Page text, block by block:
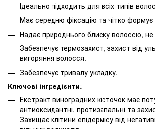
Ідеально підходить для всіх типів
Має середню фіксацію та чітко формує
Надає природнього блиску волоссю,
Забезпечує термозахист, захист від
вигоряння волосся.
Забезпечує тривалу укладку.
Ключові інгредієнти:
Екстракт виноградних кісточок має
антиоксидантні, протизапальні та
Захищає клітини епідермісу від